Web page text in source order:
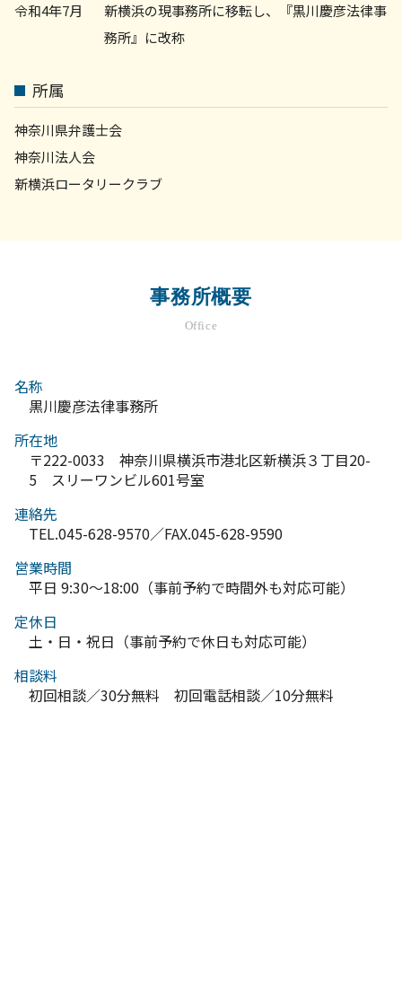
令和4年7月
新横浜の現事務所に移転し、『黒川慶彦法律事
務所』に改称
所属
神奈川県弁護士会
神奈川法人会
新横浜ロータリークラブ
事務所概要
Office
名称
黒川慶彦法律事務所
所在地
〒222-0033 神奈川県横浜市港北区新横浜３丁目20-
5 スリーワンビル601号室
連絡先
TEL.045-628-9570／FAX.045-628-9590
営業時間
平日 9:30～18:00（事前予約で時間外も対応可能）
定休日
土・日・祝日（事前予約で休日も対応可能）
相談料
初回相談／30分無料 初回電話相談／10分無料